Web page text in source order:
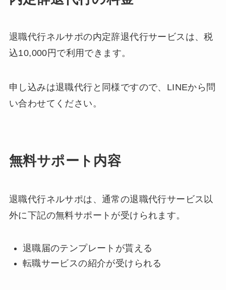
退職代行ネルサポの内定辞退代行サービスは、税
込10,000円で利用できます。
申し込みは退職代行と同様ですので、LINEから問
い合わせてください。
無料サポート内容
退職代行ネルサポは、通常の退職代行サービス以
外に下記の無料サポートが受けられます。
退職届のテンプレートが貰える
転職サービスの紹介が受けられる